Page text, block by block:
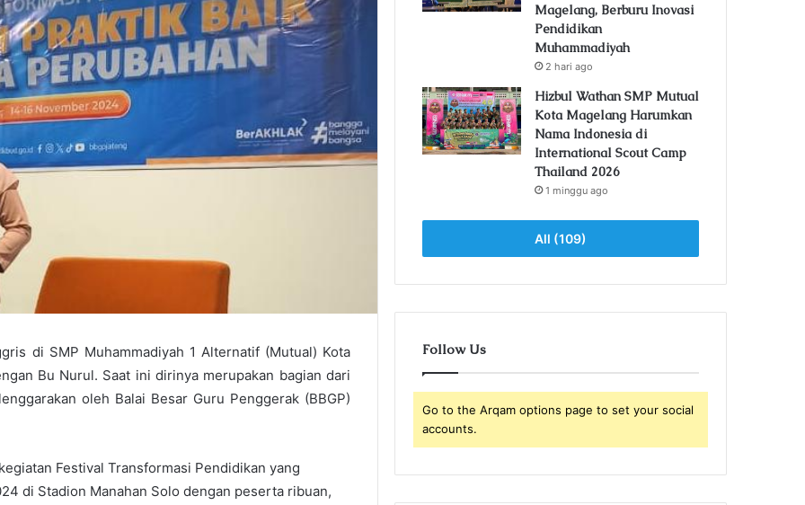
di SMP Muhammadiyah 1 Alternatif (Mutual) Kota
Bu Nurul. Saat ini dirinya merupakan bagian dari
oleh Balai Besar Guru Penggerak (BBGP)
Festival Transformasi Pendidikan yang
di Stadion Manahan Solo dengan peserta ribuan,
Magelang, Berburu Inovasi
Pendidikan
Muhammadiyah
2 hari ago
Hizbul Wathan SMP Mutual
Kota Magelang Harumkan
Nama Indonesia di
International Scout Camp
Thailand 2026
1 minggu ago
All (109)
Follow Us
Go to the Arqam options page to set your social
accounts.